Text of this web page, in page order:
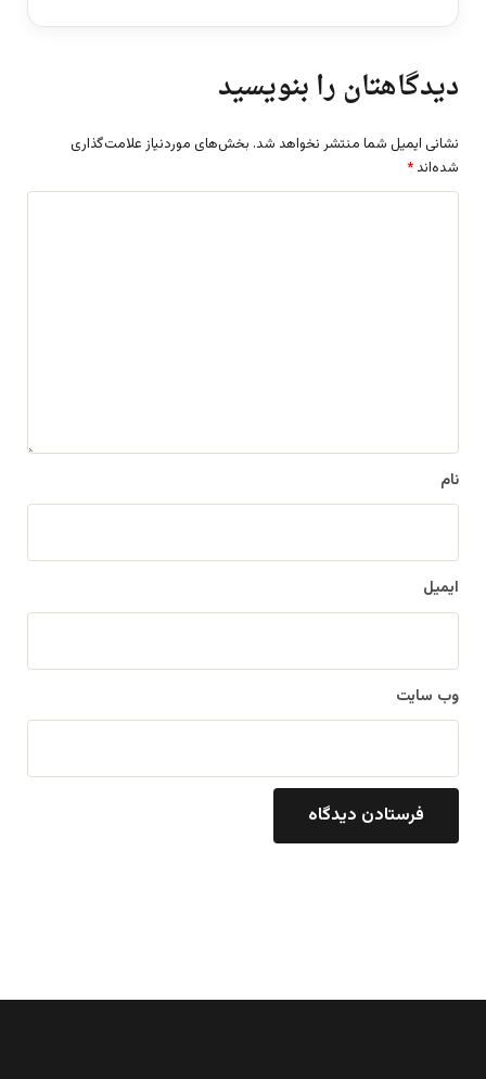
دیدگاهتان را بنویسید
نشانی ایمیل شما منتشر نخواهد شد. بخش‌های موردنیاز علامت‌گذاری
شده‌اند *
نام
ایمیل
وب‌ سایت